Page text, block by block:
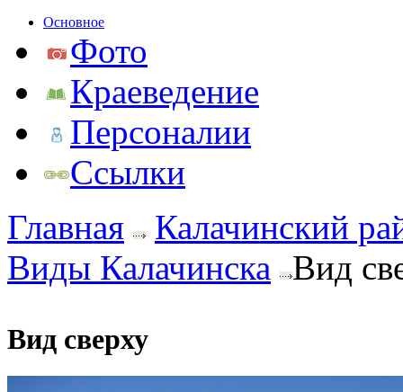
Основное
Фото
Краеведение
Персоналии
Ссылки
Главная
Калачинский
Виды Калачинска
Вид
Вид сверху